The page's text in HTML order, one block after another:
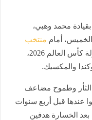
بقيادة محمد وهبي،
الخميس، أمام منتخب
في الدور ربع النهائي من بطولة كأس العالم 2026،
والمكسيك.
الثأر وطموح مضاعف
عندها قبل أربع سنوات
مونديال 2022 بقطر بعد الخسارة هدفين